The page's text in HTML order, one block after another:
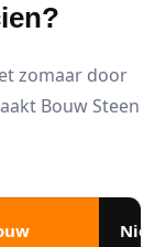
zomaar door
Bouw Steen
Niet-